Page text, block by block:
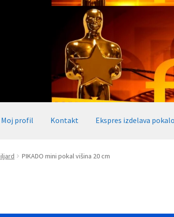
Moj profil Kontakt Ekspres izdelava
24h Embed iList Galerija medalje
PIKADO mini pokal višina 20 cm